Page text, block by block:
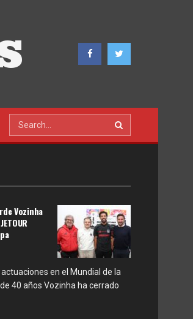
Vozinha
en el Mundial de la
40 años Vozinha ha cerrado